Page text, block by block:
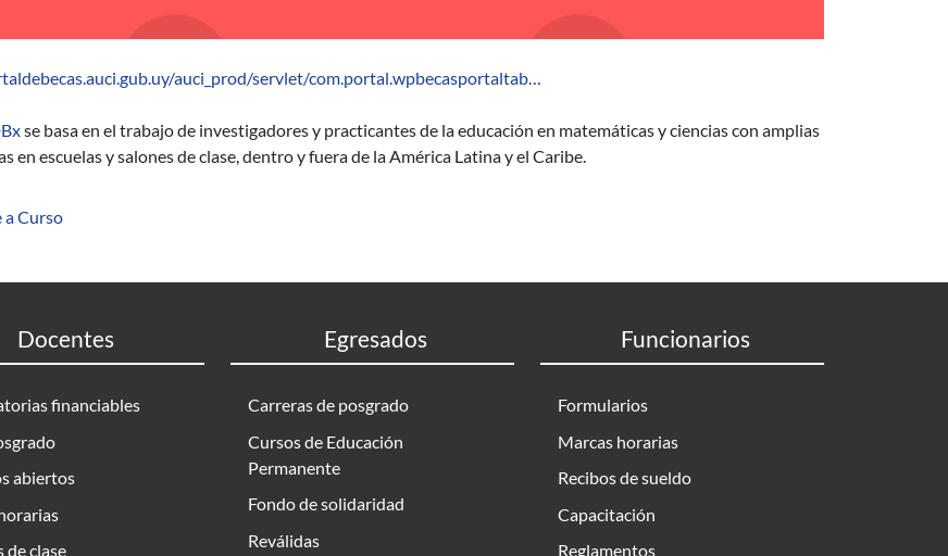
auci_prod/servlet/com.portal.wpbecasportaltab…
IDBx: Enseñanza temprana de matemáticas y ciencias
se basa en el trabajo de investigadores y practicantes de la educación en matemáticas y ciencias con amplias
en escuelas y salones de clase, dentro y fuera de la América Latina y el Caribe.
a Curso
Docentes
financiables
abiertos
de clase
Egresados
Carreras de posgrado
Cursos de Educación
Permanente
Fondo de solidaridad
Reválidas
Funcionarios
Formularios
Marcas horarias
Recibos de sueldo
Capacitación
Reglamentos